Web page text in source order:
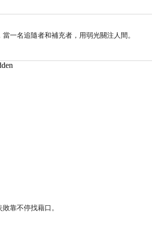
一名追隨者和補充者，用弱光關注人間。
靠不停找藉口。